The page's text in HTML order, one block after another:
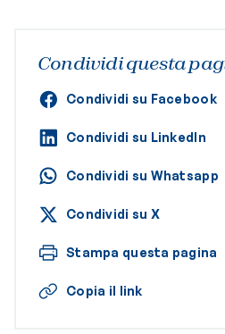
Condividi questa
Condividi su Facebook
Condividi su LinkedIn
Condividi su Whatsapp
Condividi su X
Stampa questa pagina
Copia il link